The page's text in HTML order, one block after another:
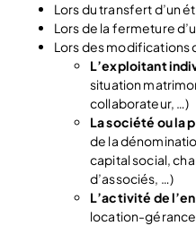
Lors du transfert d’un
Lors de la fermeture
Lors des modifications
L’exploitant
situation
collaborateur, …)
La société ou la
de la
capital social,
d’associés, …)
L’activité de
location-